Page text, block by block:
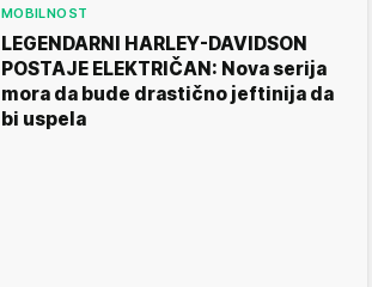
MOBILNOST
LEGENDARNI HARLEY-DAVIDSON
POSTAJE ELEKTRIČAN: Nova serija
mora da bude drastično jeftinija da
bi uspela